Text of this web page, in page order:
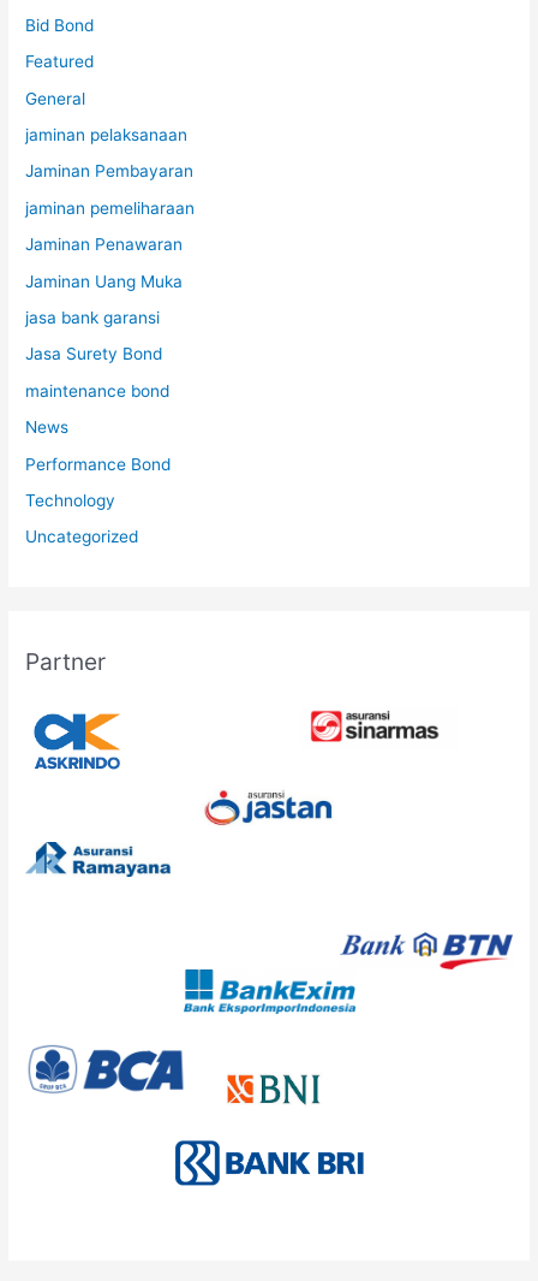
Bid Bond
Featured
General
jaminan pelaksanaan
Jaminan Pembayaran
jaminan pemeliharaan
Jaminan Penawaran
Jaminan Uang Muka
jasa bank garansi
Jasa Surety Bond
maintenance bond
News
Performance Bond
Technology
Uncategorized
Partner